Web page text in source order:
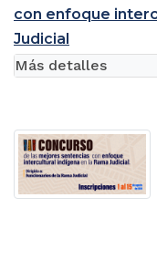
con enfoque
Judicial
Más detalles